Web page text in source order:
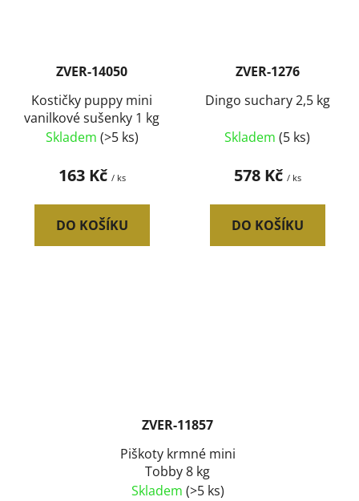
ZVER-14050
Kostičky puppy mini
vanilkové sušenky 1 kg
Skladem (>5 ks)
163 Kč / ks
DO KOŠÍKU
ZVER-1276
Dingo suchary 2,5 kg
Skladem (5 ks)
578 Kč / ks
DO KOŠÍKU
ZVER-11857
Piškoty krmné mini
Tobby 8 kg
Skladem (>5 ks)